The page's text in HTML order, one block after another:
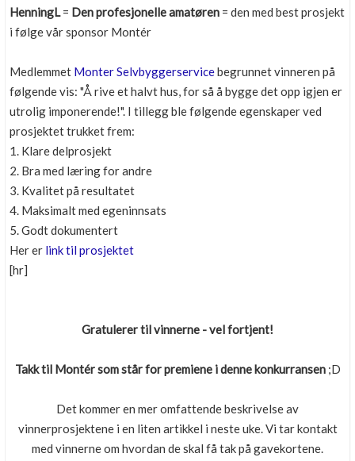
HenningL= Den profesjonelle amatøren = den med best prosjekt
i følge vår sponsor Montér
Medlemmet Monter Selvbyggerservicebegrunnet vinneren på
følgende vis: "Å rive et halvt hus, for så å bygge det opp igjen er
utrolig imponerende!". I tillegg ble følgende egenskaper ved
prosjektet trukket frem:
1. Klare delprosjekt
2. Bra med læring for andre
3. Kvalitet på resultatet
4. Maksimalt med egeninnsats
5. Godt dokumentert
Her er link til prosjektet
[hr]
Gratulerer til vinnerne - vel fortjent!
Takk til Montér som står for premiene i denne konkurransen;D
Det kommer en mer omfattende beskrivelse av
vinnerprosjektene i en liten artikkel i neste uke. Vi tar kontakt
med vinnerne om hvordan de skal få tak på gavekortene.